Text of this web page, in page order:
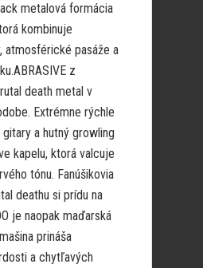
metalová formácia
kombinuje
atmosférické pasáže a
z
death metal v
Extrémne rýchle
a hutný growling
kapelu, ktorá valcuje
tónu. Fanúšikovia
deathu si prídu na
je naopak maďarská
prináša
a chytľavých